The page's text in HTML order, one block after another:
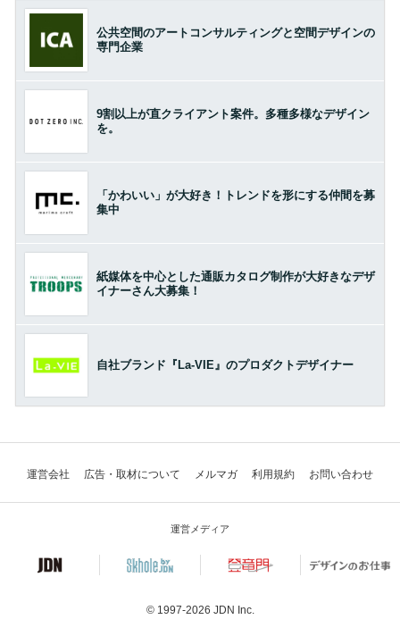
公共空間のアートコンサルティングと空間デザインの
専門企業
9割以上が直クライアント案件。多種多様なデザイン
を。
「かわいい」が大好き！トレンドを形にする仲間を募
集中
紙媒体を中心とした通販カタログ制作が大好きなデザ
イナーさん大募集！
自社ブランド『La-VIE』のプロダクトデザイナー
運営会社 広告・取材について メルマガ 利用規約 お問い合わせ
運営メディア
© 1997-2026 JDN Inc.